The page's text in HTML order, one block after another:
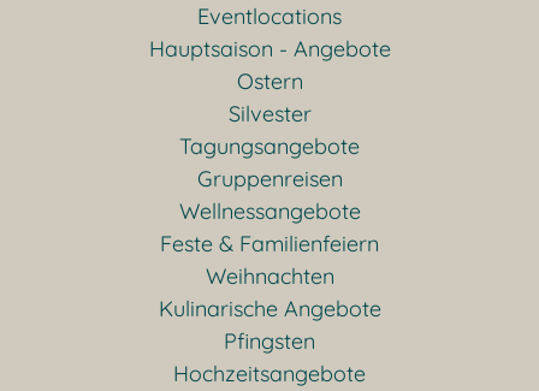
Eventlocations
Hauptsaison - Angebote
Ostern
Silvester
Tagungsangebote
Gruppenreisen
Wellnessangebote
Feste & Familienfeiern
Weihnachten
Kulinarische Angebote
Pfingsten
Hochzeitsangebote